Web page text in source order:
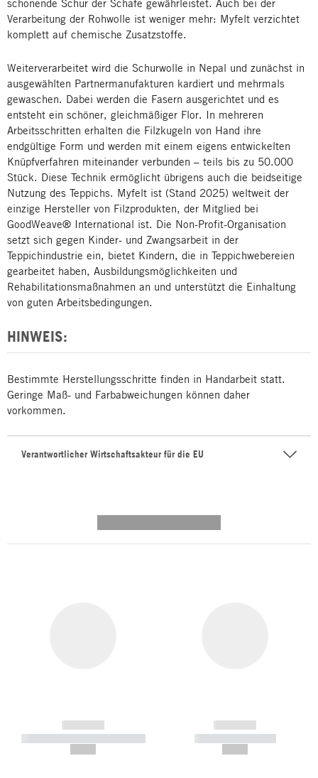
schonende Schur der Schafe gewährleistet. Auch bei der
Verarbeitung der Rohwolle ist weniger mehr: Myfelt verzichtet
komplett auf chemische Zusatzstoffe.
Weiterverarbeitet wird die Schurwolle in Nepal und zunächst in
ausgewählten Partnermanufakturen kardiert und mehrmals
gewaschen. Dabei werden die Fasern ausgerichtet und es
entsteht ein schöner, gleichmäßiger Flor. In mehreren
Arbeitsschritten erhalten die Filzkugeln von Hand ihre
endgültige Form und werden mit einem eigens entwickelten
Knüpfverfahren miteinander verbunden – teils bis zu 50.000
Stück. Diese Technik ermöglicht übrigens auch die beidseitige
Nutzung des Teppichs. Myfelt ist (Stand 2025) weltweit der
einzige Hersteller von Filzprodukten, der Mitglied bei
GoodWeave® International ist. Die Non-Profit-Organisation
setzt sich gegen Kinder- und Zwangsarbeit in der
Teppichindustrie ein, bietet Kindern, die in Teppichwebereien
gearbeitet haben, Ausbildungsmöglichkeiten und
Rehabilitationsmaßnahmen an und unterstützt die Einhaltung
von guten Arbeitsbedingungen.
HINWEIS:
Bestimmte Herstellungsschritte finden in Handarbeit statt.
Geringe Maß- und Farbabweichungen können daher
vorkommen.
Verantwortlicher Wirtschaftsakteur für die EU
------------
----------- ----------- -----------
------------
----------- -----------